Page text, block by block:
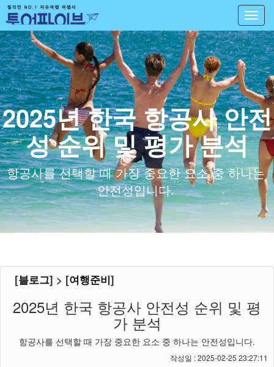
2025년 한국 항공사 안전
성 순위 및 평가 분석
항공사를 선택할 때 가장 중요한 요소 중 하나는
안전성입니다.
[블로그] > [여행준비]
2025년 한국 항공사 안전성 순위 및 평
가 분석
항공사를 선택할 때 가장 중요한 요소 중 하나는 안전성입니다.
작성일 : 2025-02-25 23:27:11